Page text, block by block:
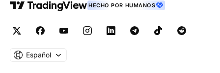
HECHO POR HUMANOS
Español